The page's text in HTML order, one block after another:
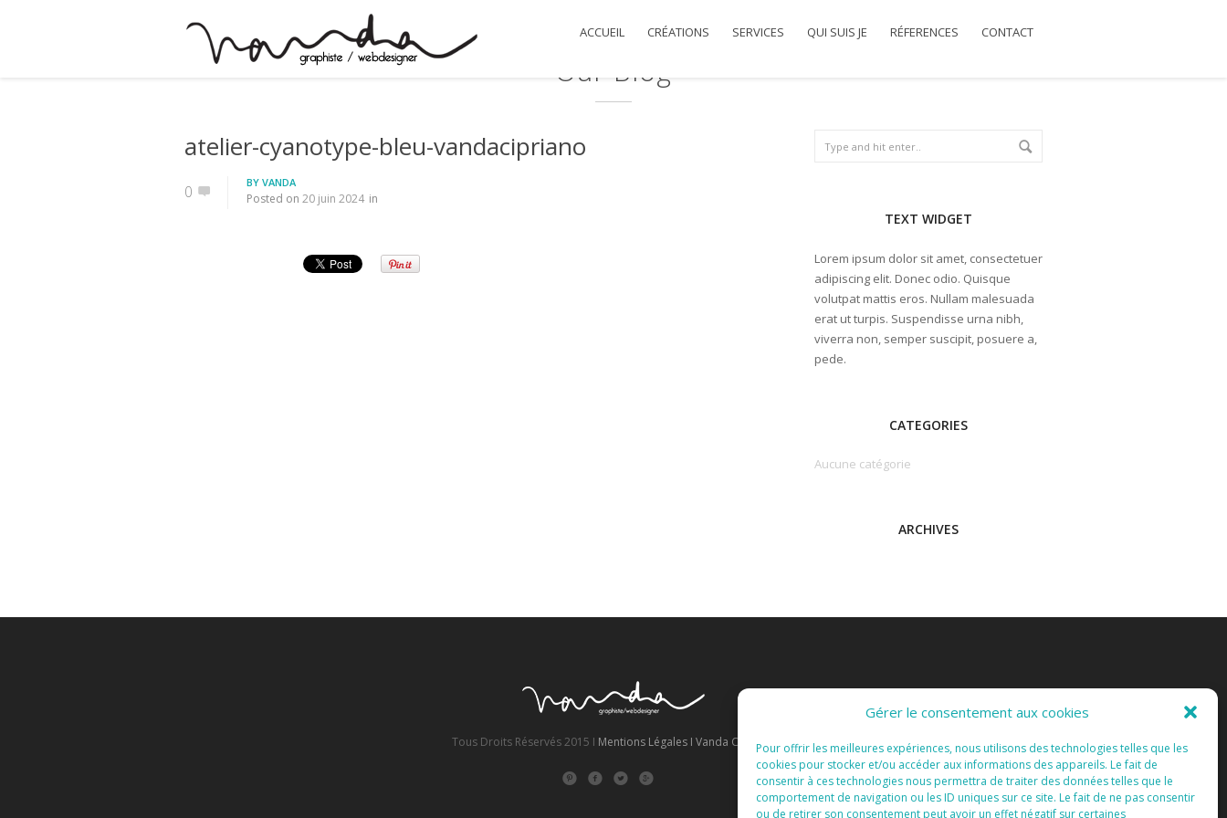
Gérer le consentement aux cookies
Pour offrir les meilleures expériences, nous utilisons des technologies telles que les
cookies pour stocker et/ou accéder aux informations des appareils. Le fait de
consentir à ces technologies nous permettra de traiter des données telles que le
comportement de navigation ou les ID uniques sur ce site. Le fait de ne pas consentir
ou de retirer son consentement peut avoir un effet négatif sur certaines
ACCUEIL CRÉATIONS SERVICES QUI SUIS JE RÉFERENCES CONTACT
Our Blog
atelier-cyanotype-bleu-vandacipriano
0 BY VANDA
Posted on 20 juin 2024 in
TEXT WIDGET
Lorem ipsum dolor sit amet, consectetuer
adipiscing elit. Donec odio. Quisque
volutpat mattis eros. Nullam malesuada
erat ut turpis. Suspendisse urna nibh,
viverra non, semper suscipit, posuere a,
pede.
CATEGORIES
Aucune catégorie
ARCHIVES
Tous Droits Réservés 2015 I Mentions Légales I Vanda Cipriano